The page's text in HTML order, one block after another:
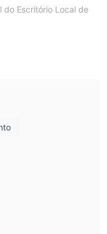
do Escritório Local de